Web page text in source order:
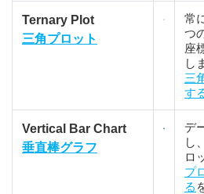
Ternary Plot
三角プロット
常
つ
座
し
三
す
Vertical Bar Chart
垂直棒グラフ
デ
し
ロ
プ
る